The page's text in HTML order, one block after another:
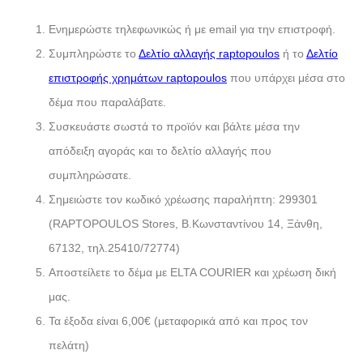
Ενημερώστε τηλεφωνικώς ή με email για την επιστροφή.
Συμπληρώστε το Δελτίο αλλαγής raptopoulos ή το Δελτίο
επιστροφής χρημάτων raptopoulos που υπάρχει μέσα στο
δέμα που παραλάβατε.
Συσκευάστε σωστά το προϊόν και βάλτε μέσα την
απόδειξη αγοράς και το δελτίο αλλαγής που
συμπληρώσατε.
Σημειώστε τον κωδικό χρέωσης παραλήπτη: 299301
(RAPTOPOULOS Stores, Β.Κωνσταντίνου 14, Ξάνθη,
67132, τηλ.25410/72774)
Αποστείλετε το δέμα με ELTA COURIER και χρέωση δική
μας.
Τα έξοδα είναι 6,00€ (μεταφορικά από και προς τον
πελάτη)